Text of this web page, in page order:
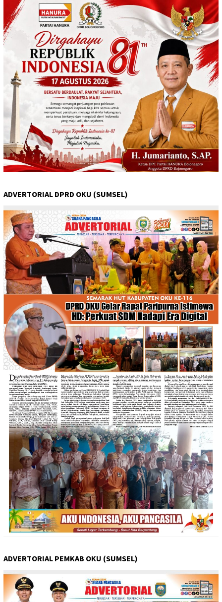
ADVERTORIAL DPRD OKU (SUMSEL)
ADVERTORIAL PEMKAB OKU (SUMSEL)